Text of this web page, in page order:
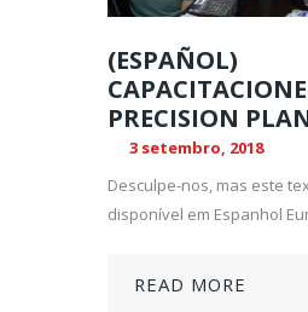
(ESPAÑOL)
PRECISION
3 setembro, 2018
Desculpe-nos, mas este
disponível em Espanhol
READ MORE